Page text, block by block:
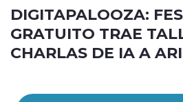
DIGITAPALOOZA:
GRATUITO TRAE
CHARLAS DE IA A